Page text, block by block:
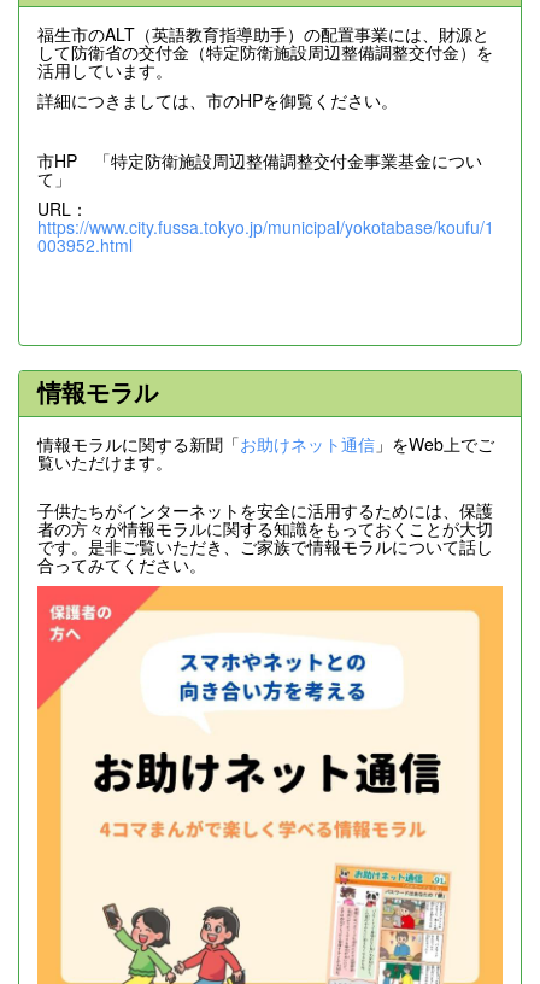
福生市のALT（英語教育指導助手）の配置事業には、財源と
して防衛省の交付金（特定防衛施設周辺整備調整交付金）を
活用しています。
詳細につきましては、市のHPを御覧ください。
市HP 「特定防衛施設周辺整備調整交付金事業基金につい
て」
URL：
https://www.city.fussa.tokyo.jp/municipal/yokotabase/koufu/1
003952.html
情報モラル
情報モラルに関する新聞「お助けネット通信 」をWeb上でご
覧いただけます。
子供たちがインターネットを安全に活用するためには、保護
者の方々が情報モラルに関する知識をもっておくことが大切
です。是非ご覧いただき、ご家族で情報モラルについて話し
合ってみてください。